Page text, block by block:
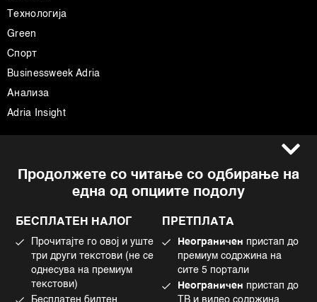
Продолжете со читање со одбирање на
една од опциите подолу
БЕСПЛАТЕН НАЛОГ
Прочитајте го овој и уште
три други текстови (не се
однесува на премиум
текстови)
Бесплатен билтен
ПРЕТПЛАТА
Неограничен пристап до
премиум содржина на
сите 5 портали
Неограничен пристап до
ТВ и видео содржина
Технологија
Green
Спорт
Businessweek Adria
Анализа
Adria Insight
Импресум
Политика на приватност
Употреба на вештачка интелигенција
Facebook
Instagram
Tiktok